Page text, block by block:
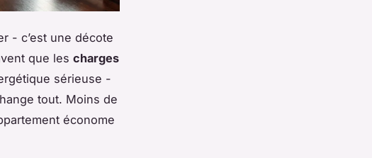
- c’est une décote
que les charges
sérieuse -
tout. Moins de
économe